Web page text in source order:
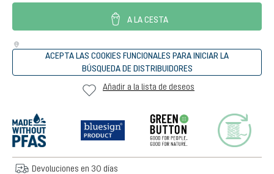
A LA CESTA
ACEPTA LAS COOKIES FUNCIONALES PARA INICIAR LA
BÚSQUEDA DE DISTRIBUIDORES
Añadir a la lista de deseos
Devoluciones en 30 días